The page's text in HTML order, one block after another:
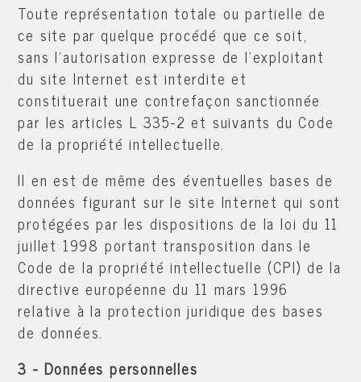
Toute représentation totale ou partielle de
ce site par quelque procédé que ce soit,
sans l'autorisation expresse de l'exploitant
du site Internet est interdite et
constituerait une contrefaçon sanctionnée
par les articles L 335-2 et suivants du Code
de la propriété intellectuelle.
Il en est de même des éventuelles bases de
données figurant sur le site Internet qui sont
protégées par les dispositions de la loi du 11
juillet 1998 portant transposition dans le
Code de la propriété intellectuelle (CPI) de la
directive européenne du 11 mars 1996
relative à la protection juridique des bases
de données.
3 - Données personnelles